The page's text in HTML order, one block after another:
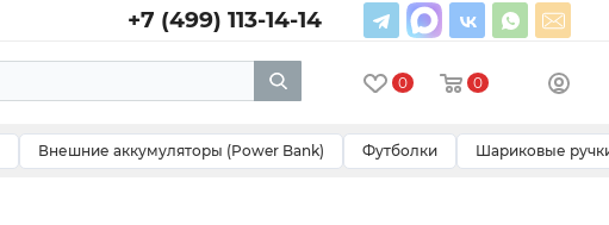
+7 (499) 113-14-14
0 0
Внешние аккумуляторы (Power Bank) Футболки Шариковые